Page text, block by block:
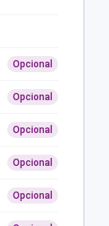
Opcional
Opcional
Opcional
Opcional
Opcional